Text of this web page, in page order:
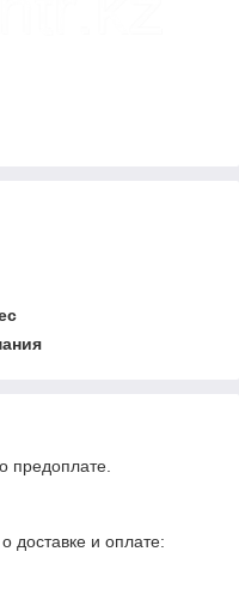
предоплате.
доставке и оплате: